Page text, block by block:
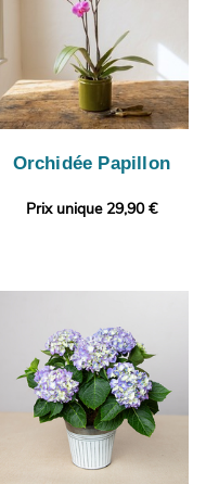
Orchidée Papillon
Prix unique 29,90 €